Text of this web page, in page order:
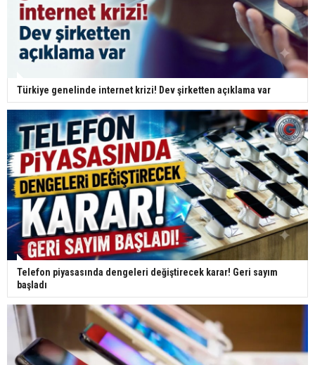
Türkiye genelinde internet krizi! Dev şirketten açıklama var
Telefon piyasasında dengeleri değiştirecek karar! Geri sayım
başladı